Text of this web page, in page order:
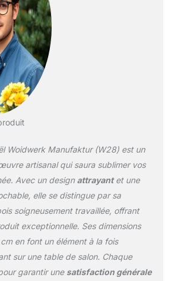
faites à la main, elles peuvent
différer légèrement des
images.
Woidwerk Manufaktur (W28) est un
artisanal qui saura sublimer vos
Avec un design attrayantet une
elle se distingue par sa
soigneusement travaillée, offrant
exceptionnelle. Ses dimensions
en font un élément à la fois
sur une table de salon. Chaque
garantir une satisfaction générale